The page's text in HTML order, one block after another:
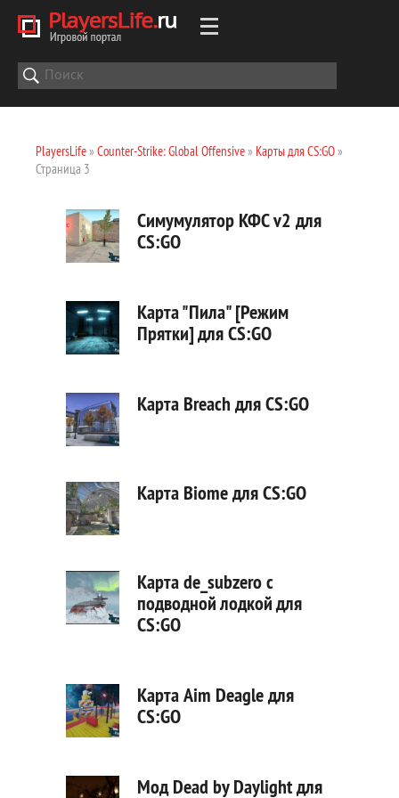
PlayersLife» Counter-Strike: Global Offensive» Карты для CS:GO»
Страница 3
Симумулятор КФС v2 для
CS:GO
Карта "Пила" [Режим
Прятки] для CS:GO
Карта Breach для CS:GO
Карта Biome для CS:GO
Карта de_subzero с
подводной лодкой для
CS:GO
Карта Aim Deagle для
CS:GO
Мод Dead by Daylight для